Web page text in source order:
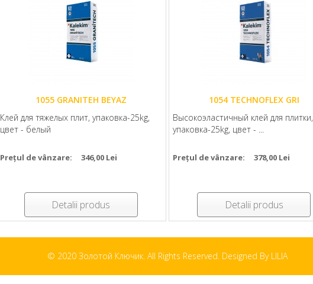
1055 GRANITEH BEYAZ
Клей для тяжелых плит, упаковка-25kg,
цвет - белый
Prețul de vânzare: 346,00 Lei
Detalii produs
1054 TECHNOFLEX GRI
Высокоэластичный клей для плитки,
упаковка-25kg, цвет - ...
Prețul de vânzare: 378,00 Lei
Detalii produs
© 2020 Золотой Ключик. All Rights Reserved. Designed By LILIA